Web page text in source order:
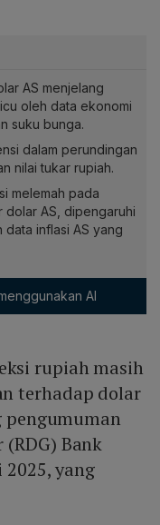
AS menjelang
oleh data ekonomi
suku bunga.
dalam perundingan
nilai tukar rupiah.
melemah pada
dolar AS, dipengaruhi
data inflasi AS yang
AI
rupiah masih
terhadap dolar
Bank
yang